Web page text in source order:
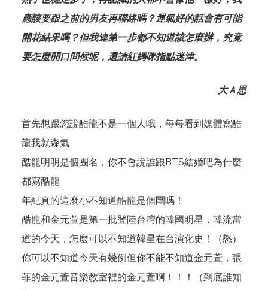
應該要跟之前的男友再聯絡嗎？運氣好的話會有可能
開花結果嗎？但我連第一步都不知道該怎麼辦，究竟
要怎麼開口問候呢，還請紅媽咪指點迷津。
大Ａ思
首先想跟您說酷龍不是一個人哦，每每看到媒體寫酷
龍我就森氣
酷龍明明是個團名，你不會說誰跟BTS結婚吧為什麼
都寫酷龍
年紀真的這麼小不知道酷龍是個團嗎！
酷龍和金元萱是第一批登陸台灣的韓國明星，韓流當
道的今天，怎麼可以不知道韓星在台演化史！（怒）
你可以不知道今天有幾例但你不能不知道金元萱，張
菲的金元萱音樂教室裡的金元萱啊！！！（到底誰知